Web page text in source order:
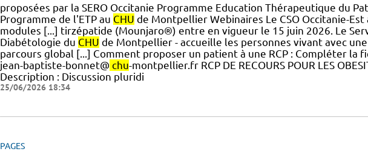
proposées par la SERO Occitanie Programme Education Thérapeutique du
Programme de l'ETP au CHU de Montpellier Webinaires Le CSO Occitanie-
modules [...] tirzépatide (Mounjaro®) entre en vigueur le 15 juin 2026. Le
Diabétologie du CHU de Montpellier - accueille les personnes vivant avec
parcours global [...] Comment proposer un patient à une RCP : Compléter la
jean-baptiste-bonnet@ chu-montpellier.fr RCP DE RECOURS POUR LES
Description : Discussion pluridi
25/06/2026 18:34
PAGES